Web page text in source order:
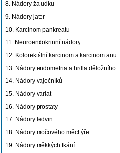
8. Nádory žaludku
9. Nádory jater
10. Karcinom pankreatu
11. Neuroendokrinní nádory
12. Kolorektální karcinom a karcinom anu
13. Nádory endometria a hrdla děložního
14. Nádory vaječníků
15. Nádory varlat
16. Nádory prostaty
17. Nádory ledvin
18. Nádory močového měchýře
19. Nádory měkkých tkání